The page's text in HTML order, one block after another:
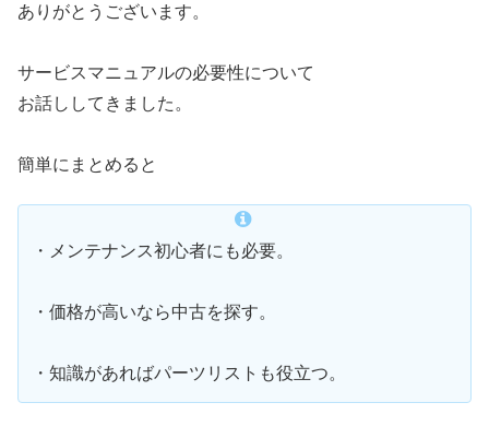
ありがとうございます。
サービスマニュアルの必要性について
お話ししてきました。
簡単にまとめると
・メンテナンス初心者にも必要。
・価格が高いなら中古を探す。
・知識があればパーツリストも役立つ。